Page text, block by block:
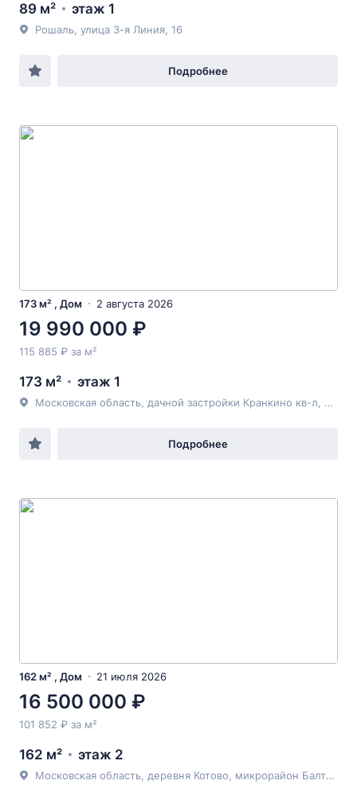
89 м² этаж 1
Рошаль, улица 3-я Линия, 16
Подробнее
173 м² , Дом 2 августа 2026
19 990 000 ₽
115 885 ₽ за м²
173 м² этаж 1
Московская область, дачной застройки Кранкино кв-л, Центральная ул., 32А
Подробнее
162 м² , Дом 21 июля 2026
16 500 000 ₽
101 852 ₽ за м²
162 м² этаж 2
Московская область, деревня Котово, микрорайон Балтия, д.16